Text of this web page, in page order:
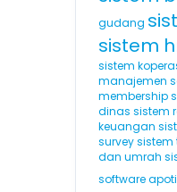
gudang
sistem
sistem
manajemen
membership
dinas sistem
keuangan
survey sistem
dan umrah
software